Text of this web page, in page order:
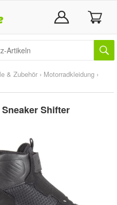
& Zubehör › Motorradkleidung ›
Shifter